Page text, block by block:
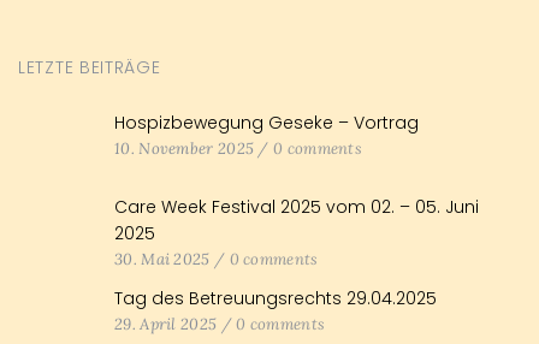
LETZTE BEITRÄGE
Hospizbewegung Geseke – Vortrag
10. November 2025 /0 comments
Care Week Festival 2025 vom 02. – 05. Juni
2025
30. Mai 2025 / 0 comments
Tag des Betreuungsrechts 29.04.2025
29. April 2025 /0 comments